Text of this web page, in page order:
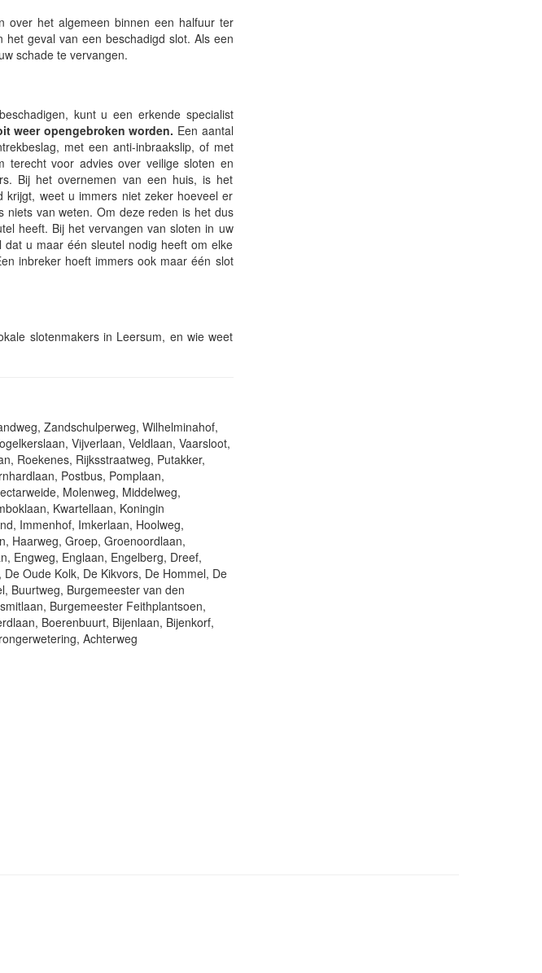
over het algemeen binnen een halfuur ter
geval van een beschadigd slot. Als een
schade te vervangen.
kunt u een erkende specialist
weer opengebroken worden. Een aantal
met een anti-inbraakslip, of met
terecht voor advies over veilige sloten en
Bij het overnemen van een huis, is het
weet u immers niet zeker hoeveel er
van weten. Om deze reden is het dus
heeft. Bij het vervangen van sloten in uw
u maar één sleutel nodig heeft om elke
inbreker hoeft immers ook maar één slot
slotenmakers in Leersum, en wie weet
Zandschulperweg, Wilhelminahof,
Vijverlaan, Veldlaan, Vaarsloot,
Roekenes, Rijksstraatweg, Putakker,
Postbus, Pomplaan,
Molenweg, Middelweg,
Kwartellaan, Koningin
Immenhof, Imkerlaan, Hoolweg,
Haarweg, Groep, Groenoordlaan,
Engweg, Englaan, Engelberg, Dreef,
Oude Kolk, De Kikvors, De Hommel, De
Buurtweg, Burgemeester van den
Burgemeester Feithplantsoen,
Boerenbuurt, Bijenlaan, Bijenkorf,
Achterweg